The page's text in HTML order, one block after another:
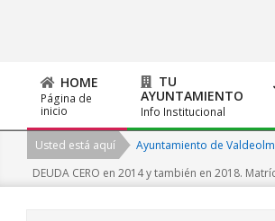
Primary
Navigation
Menu
HOME
Página de
inicio
TU
AYUNTAMIENTO
Info Institucional
Usted está aquí Ayuntamiento de
DEUDA CERO en 2014 y también en 2018.